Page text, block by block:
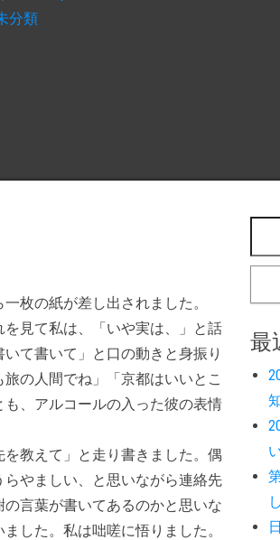
分類
枚の紙が差し出されました。
見て私は、「いや実は、」と話
て書いて」と口の動きと身振り
の人間でね」「京都はいいとこ
、アルコールの入った彼の表情
教えて」と走り書きました。偶
やましい、と思いながら連絡先
言葉が書いてあるのかと思いな
した。私は咄嗟に悟りました。
最